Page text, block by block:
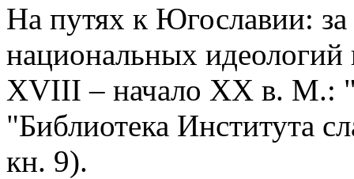
На путях к Югославии:
национальных
XVIII – начало XX в. М.:
"Библиотека Института
кн. 9).